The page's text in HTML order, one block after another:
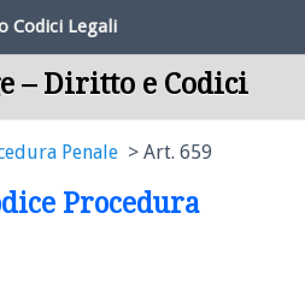
Codici Legali
– Diritto e Codici
Penale Art. 659
Procedura